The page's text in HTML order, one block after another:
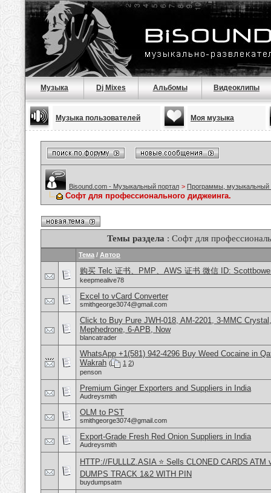
Музыка Dj Mixes Альбомы Видеоклипы
Музыка пользователей Моя музыка
Bisound.com - Музыкальный портал > Программы, музыкальный
Софт для профессионального диджеинга.
Темы раздела : Софт для
Тема / Автор
购买 Telc 证书、PMP、AWS 证书 微信 ID:
keepmealive78
Excel to vCard Converter
smithgeorge3074@gmail.com
Click to Buy Pure JWH-018, AM-2201, 3-MMC
Mephedrone, 6-APB, Now
blancatrader
WhatsApp +1(581) 942-4296 Buy Weed Cocaine in
Wakrah ( 1 2)
penson
Premium Ginger Exporters and Suppliers in India
Audreysmith
OLM to PST
smithgeorge3074@gmail.com
Export-Grade Fresh Red Onion Suppliers in India
Audreysmith
HTTP://FULLLZ.ASIA ⭐️ Sells CLONED CARDS ATM
DUMPS TRACK 1&2 WITH PIN
buydumpsatm